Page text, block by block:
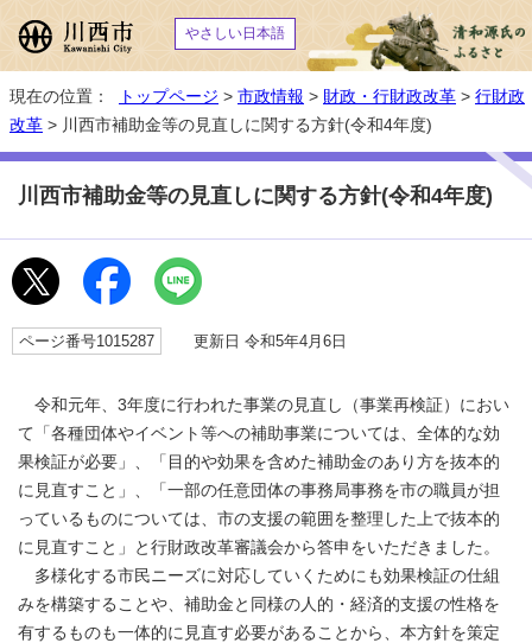
やさしい日本語
現在の位置： トップページ > 市政情報 > 財政・行財政改革 > 行財政
改革 > 川西市補助金等の見直しに関する方針(令和4年度)
川西市補助金等の見直しに関する方針(令和4年度)
ページ番号1015287 更新日 令和5年4月6日
令和元年、3年度に行われた事業の見直し（事業再検証）におい
て「各種団体やイベント等への補助事業については、全体的な効
果検証が必要」、「目的や効果を含めた補助金のあり方を抜本的
に見直すこと」、「一部の任意団体の事務局事務を市の職員が担
っているものについては、市の支援の範囲を整理した上で抜本的
に見直すこと」と行財政改革審議会から答申をいただきました。
多様化する市民ニーズに対応していくためにも効果検証の仕組
みを構築することや、補助金と同様の人的・経済的支援の性格を
有するものも一体的に見直す必要があることから、本方針を策定